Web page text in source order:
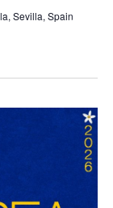
Sevilla, Spain